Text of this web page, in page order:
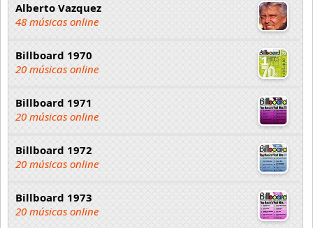
Alberto Vazquez
48 músicas online
Billboard 1970
20 músicas online
Billboard 1971
20 músicas online
Billboard 1972
20 músicas online
Billboard 1973
20 músicas online